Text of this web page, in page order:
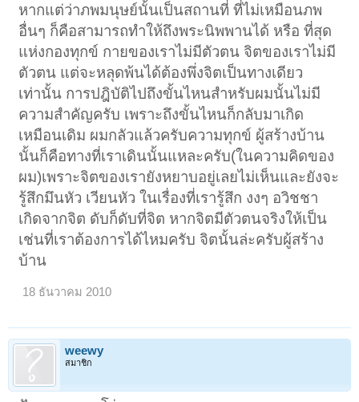
หากแต่ว่าภพมนุษย์นั้นเป็นสถานที่ ที่ไม่เหมือนภพ
อื่นๆ ก็คือสามารถทำให้ถึงพระนิพพานได้ หรือ ที่สุด
แห่งกองทุกข์ กายของเราไม่มีตัวตน จิตของเราไม่มี
ตัวตน แต่จะหลุดพ้นได้ต้องพึ่งจิตเป็นทางเดียว
เท่านั้น การปฎิบัติไปถึงขั้นไหนสำหรับผมนั้นไม่มี
ความสำคัญครับ เพราะถึงขั้นไหนก็กลับมาเกิด
เหมือนเดิม ผมกลัวแล้วครับความทุกข์ ผู้สร้างบ้าน
นั้นก็คือทางที่เราเดินนั้นแหละครับ(ในความคิดของ
ผม)เพราะจิตของเรายังหยาบอยู่เลยไม่เห็นและยังจะ
รู้สึกมึนหัว เวียนหัว ในเรื่องที่เรารู้สึก งงๆ อวิชชา
เกิดจากจิต ดับก็ดับที่จิต หากจิตมีตัวตนจริงให้เป็น
เช่นที่เราต้องการได้ไหมครับ จิตนั้นล่ะครับผู้สร้าง
บ้าน
18 ธันวาคม 2010
weewy
สมาชิก